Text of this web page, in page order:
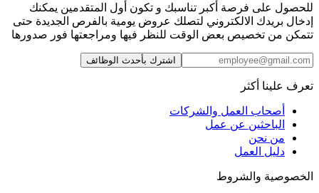
للحصول على فرصة أكبر تناسبك و تكون أول المتقدمين يمكنك
إدخال بريدك الالكتروني لتصلك عروض يومية بالفرص الجديدة حتى
تتمكن من تخصيص بعض الوقت للنظر فيها ومراجعتها فور صدورها
اشترك بأحدث الوظائف
تعرف علينا أكثر
أصحاب العمل والشركات
الباحثين عن عمل
من نحن
دليل العمل
الخصوصية والشروط